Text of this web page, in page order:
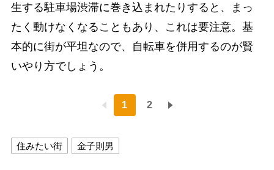
生する駐車場渋滞に巻き込まれたりすると、まっ
たく動けなくなることもあり、これは要注意。基
本的に街が平坦なので、自転車を併用するのが賢
いやり方でしょう。
1 2
住みたい街 金子則男